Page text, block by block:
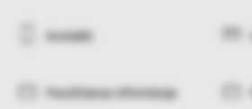
Kontakti
Pasūtīšanas informācija